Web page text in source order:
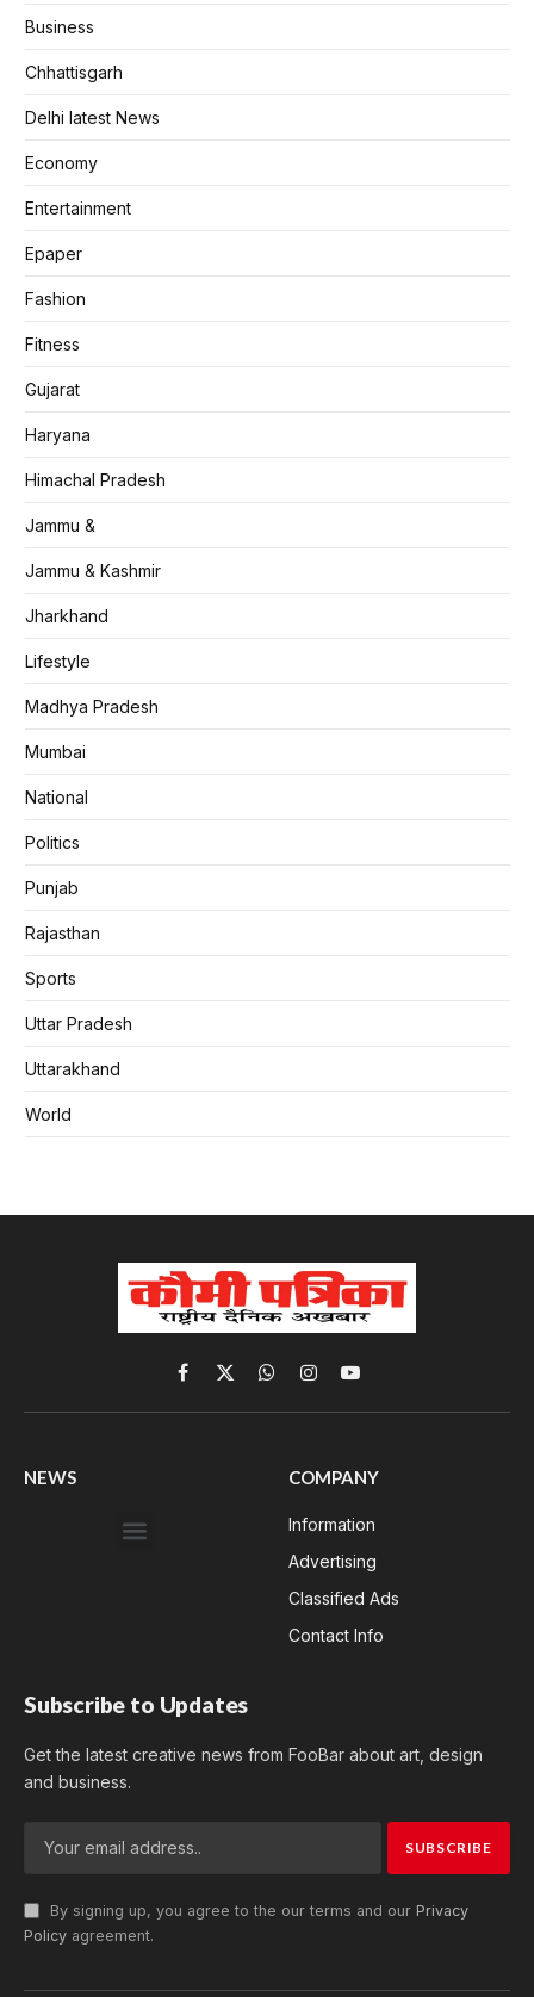
Business
Chhattisgarh
Delhi latest News
Economy
Entertainment
Epaper
Fashion
Fitness
Gujarat
Haryana
Himachal Pradesh
Jammu &
Jammu & Kashmir
Jharkhand
Lifestyle
Madhya Pradesh
Mumbai
National
Politics
Punjab
Rajasthan
Sports
Uttar Pradesh
Uttarakhand
World
Facebook
X
(Twitter)
WhatsApp
InstagramYouTube
NEWS COMPANY
Information
Advertising
Classified Ads
Contact Info
Subscribe to Updates
Get the latest creative news from FooBar about art, design
and business.
By signing up, you agree to the our terms and our Privacy
Policy agreement.